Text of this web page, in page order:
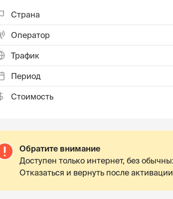
Страна
Оператор
Трафик
Период
Стоимость
Обратите внимание
Доступен только интернет, без
Отказаться и вернуть после